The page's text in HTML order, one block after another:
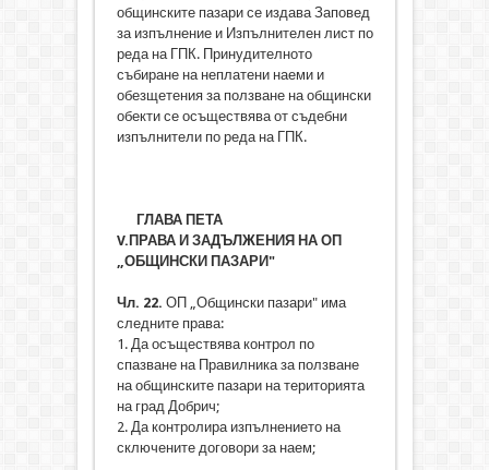
общинските пазари се издава Заповед
за изпълнение и Изпълнителен лист по
реда на ГПК. Принудителното
събиране на неплатени наеми и
обезщетения за ползване на общински
обекти се осъществява от съдебни
изпълнители по реда на ГПК.
ГЛАВА ПЕТА
V. ПРАВА И ЗАДЪЛЖЕНИЯ НА ОП
„ОБЩИНСКИ ПАЗАРИ"
Чл. 22. ОП „Общински пазари" има
следните права:
1. Да осъществява контрол по
спазване на Правилника за ползване
на общинските пазари на територията
на град Добрич;
2. Да контролира изпълнението на
сключените договори за наем;